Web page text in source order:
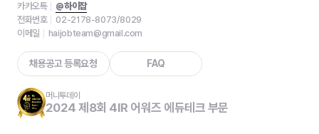
카카오톡
@하이잡
전화번호
02-2178-8073/8029
이메일
haijobteam@gmail.com
채용공고 등록요청 FAQ
머니투데이
2024 제8회 4IR 어워즈 에듀테크 부문